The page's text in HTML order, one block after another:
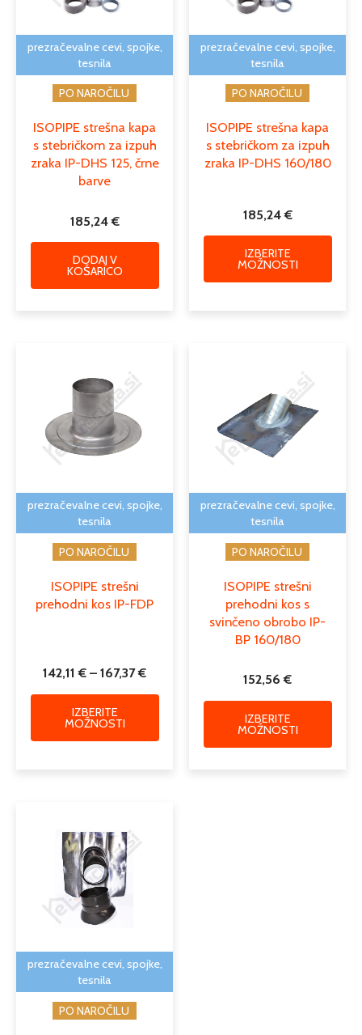
prezračevalne cevi, spojke,
tesnila
PO NAROČILU
ISOPIPE strešna kapa
s stebričkom za izpuh
zraka IP-DHS 125, črne
barve
185,24€
DODAJ V
KOŠARICO
prezračevalne cevi, spojke,
tesnila
PO NAROČILU
ISOPIPE strešna kapa
s stebričkom za izpuh
zraka IP-DHS 160/180
185,24€
IZBERITE
MOŽNOSTI
na
prezračevalne cevi, spojke,
tesnila
PO NAROČILU
ISOPIPE strešni
prehodni kos IP-FDP
142,11€ – 167,37€
IZBERITE
MOŽNOSTI
na
izdelka
prezračevalne cevi, spojke,
tesnila
PO NAROČILU
ISOPIPE strešni
prehodni kos s
svinčeno obrobo IP-
BP 160/180
152,56€
IZBERITE
MOŽNOSTI
na
prezračevalne cevi, spojke,
tesnila
PO NAROČILU